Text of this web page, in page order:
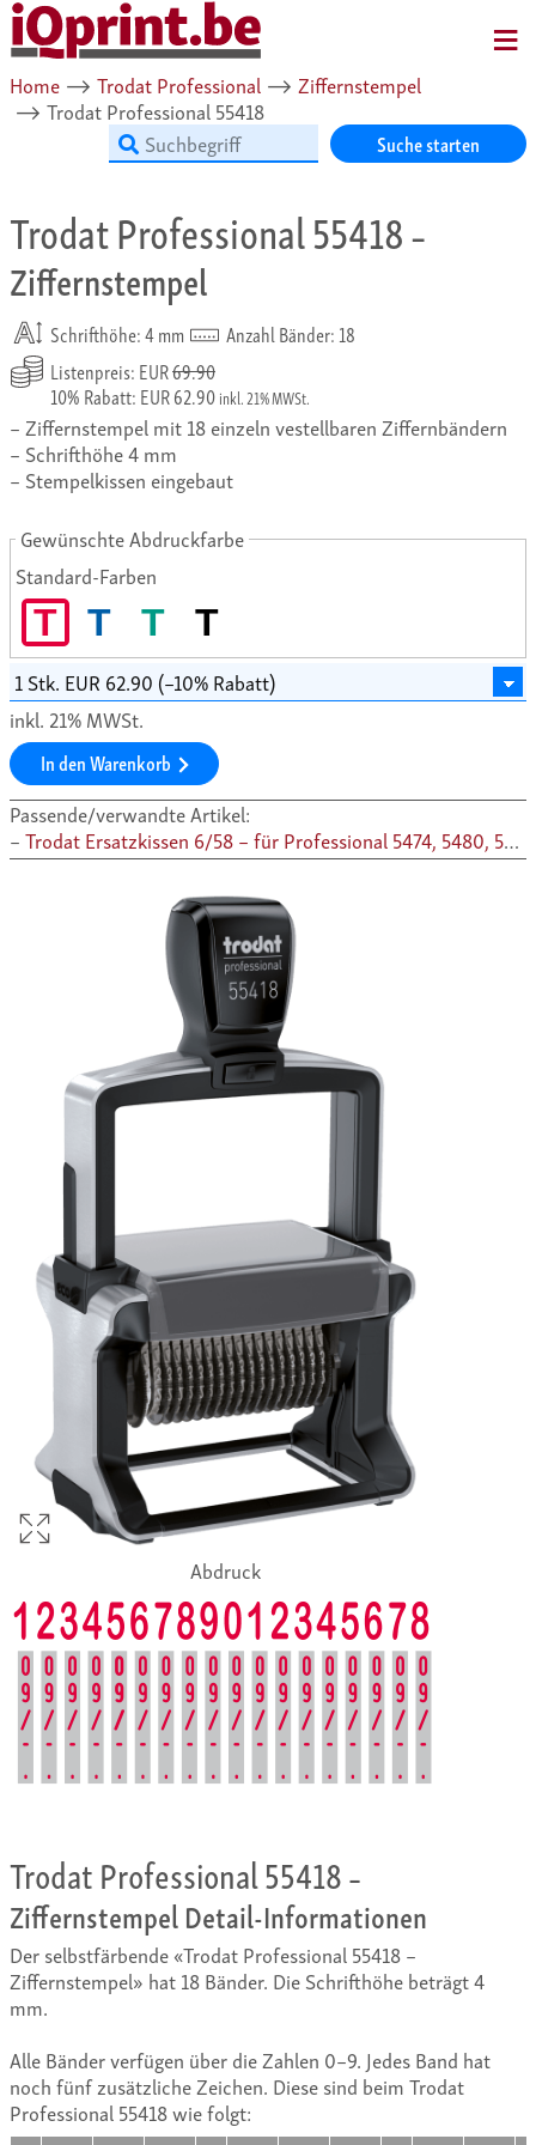
Home ⟶ Trodat Professional ⟶ Ziffernstempel
⟶ Trodat Professional 55418
Suche starten
Trodat Professional 55418–
Ziffernstempel
Schrifthöhe: 4 mm
Anzahl Bänder: 18
Listenpreis: EUR69.90
10% Rabatt: EUR 62.90inkl. 21% MWSt.
Ziffernstempel mit 18 einzeln vestellbaren Ziffernbändern
Schrifthöhe 4 mm
Stempelkissen eingebaut
Gewünschte Abdruckfarbe
Standard-Farben
T T T T
inkl. 21% MWSt.
In den Warenkorb
Passende/verwandte Artikel:
Trodat Ersatzkissen 6/58 – für Professional 5474, 5480, 5480 MCI, 5208, 5274, 55418, 55512
Abdruck
Trodat Professional 55418–
Ziffernstempel Detail-Informationen
Der selbstfärbende «Trodat Professional 55418 –
Ziffernstempel» hat 18 Bänder. Die Schrifthöhe beträgt 4
mm.
Alle Bänder verfügen über die Zahlen 0–9. Jedes Band hat
noch fünf zusätzliche Zeichen. Diese sind beim Trodat
Professional 55418 wie folgt: